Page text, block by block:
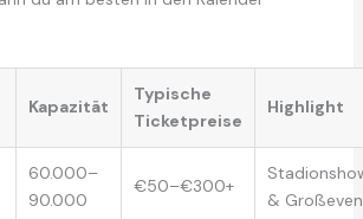
Kapazität
Typische
Ticketpreise
Highlight
60.000–
90.000
€50–€300+
&